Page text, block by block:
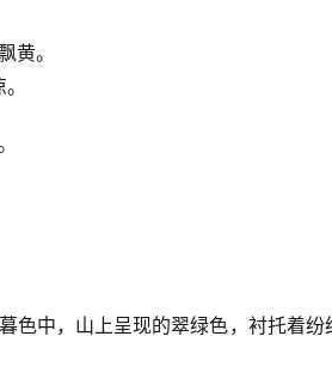
黄。
色中，山上呈现的翠绿色，衬托着纷